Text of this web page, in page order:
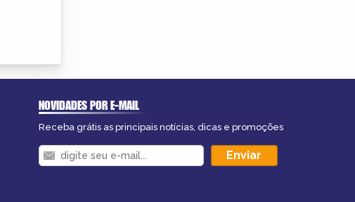
NOVIDADES POR E-MAIL
Receba grátis as principais notícias, dicas e promoções